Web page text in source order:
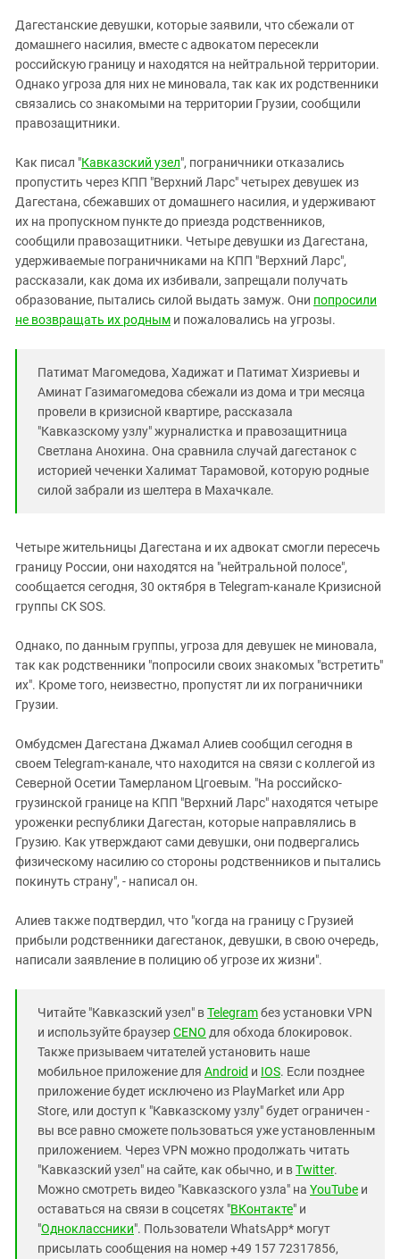
КАВКАЗ ЗА ПАЛЕСТИНУ
ИНАКОМЫСЛИЕ В ЧЕЧНЕ
ПРЕСЛЕДОВАНИЕ АКТИВИСТОВ
МОБИЛИЗАЦИЯ И ПРОТЕСТЫ
Ингушетия
Кабардино-Балкария
Калмыкия
Карачаево-Черкесия
Нагорный Карабах
Российская Федерация
Ростовская область
Северная Осетия - Алания
СКФО
Ставропольский край
Южная Осетия
ЮФО
Дагестанские девушки, которые заявили, что сбежали от
домашнего насилия, вместе с адвокатом пересекли
российскую границу и находятся на нейтральной территории.
Однако угроза для них не миновала, так как их родственники
связались со знакомыми на территории Грузии, сообщили
правозащитники.
Как писал "Кавказский узел", пограничники отказались
пропустить через КПП "Верхний Ларс" четырех девушек из
Дагестана, сбежавших от домашнего насилия, и удерживают
их на пропускном пункте до приезда родственников,
сообщили правозащитники. Четыре девушки из Дагестана,
удерживаемые пограничниками на КПП "Верхний Ларс",
рассказали, как дома их избивали, запрещали получать
образование, пытались силой выдать замуж. Они попросили
не возвращать их родным и пожаловались на угрозы.
Патимат Магомедова, Хадижат и Патимат Хизриевы и
Аминат Газимагомедова сбежали из дома и три месяца
провели в кризисной квартире, рассказала
"Кавказскомуузлу" журналистка и правозащитница
Светлана Анохина. Она сравнила случай дагестанок с
историей чеченки Халимат Тарамовой, которую родные
силой забрали из шелтера в Махачкале.
Четыре жительницы Дагестана и их адвокат смогли пересечь
границу России, они находятся на "нейтральной полосе",
сообщается сегодня, 30 октября в Telegram-канале Кризисной
группы СК SOS.
Однако, по данным группы, угроза для девушек не миновала,
так как родственники "попросили своих знакомых "встретить"
их". Кроме того, неизвестно, пропустят ли их пограничники
Грузии.
Омбудсмен Дагестана Джамал Алиев сообщил сегодня в
своем Telegram-канале, что находится на связи с коллегой из
Северной Осетии Тамерланом Цгоевым. "На российско-
грузинской границе на КПП "Верхний Ларс" находятся четыре
уроженки республики Дагестан, которые направлялись в
Грузию. Как утверждают сами девушки, они подвергались
физическому насилию со стороны родственников и пытались
покинуть страну", - написал он.
Алиев также подтвердил, что "когда на границу с Грузией
прибыли родственники дагестанок, девушки, в свою очередь,
написали заявление в полицию об угрозе их жизни".
Читайте "Кавказский узел" вTelegramбез установки VPN
и используйте браузерCENO для обхода блокировок.
Также призываем читателей установить наше
мобильное приложение для Android и IOS. Если позднее
приложение будет исключено из PlayMarket или App
Store, или доступ к "Кавказскому узлу" будет ограничен -
вы все равно сможете пользоваться уже установленным
приложением. Через VPN можно продолжать читать
"Кавказский узел" на сайте, как обычно, и вTwitter.
Можно смотреть видео "Кавказского узла" на YouTube и
оставаться на связи в соцсетях "ВКонтакте" и
"Одноклассники". Пользователи WhatsApp* могут
присылать сообщения на номер +49 157 72317856,